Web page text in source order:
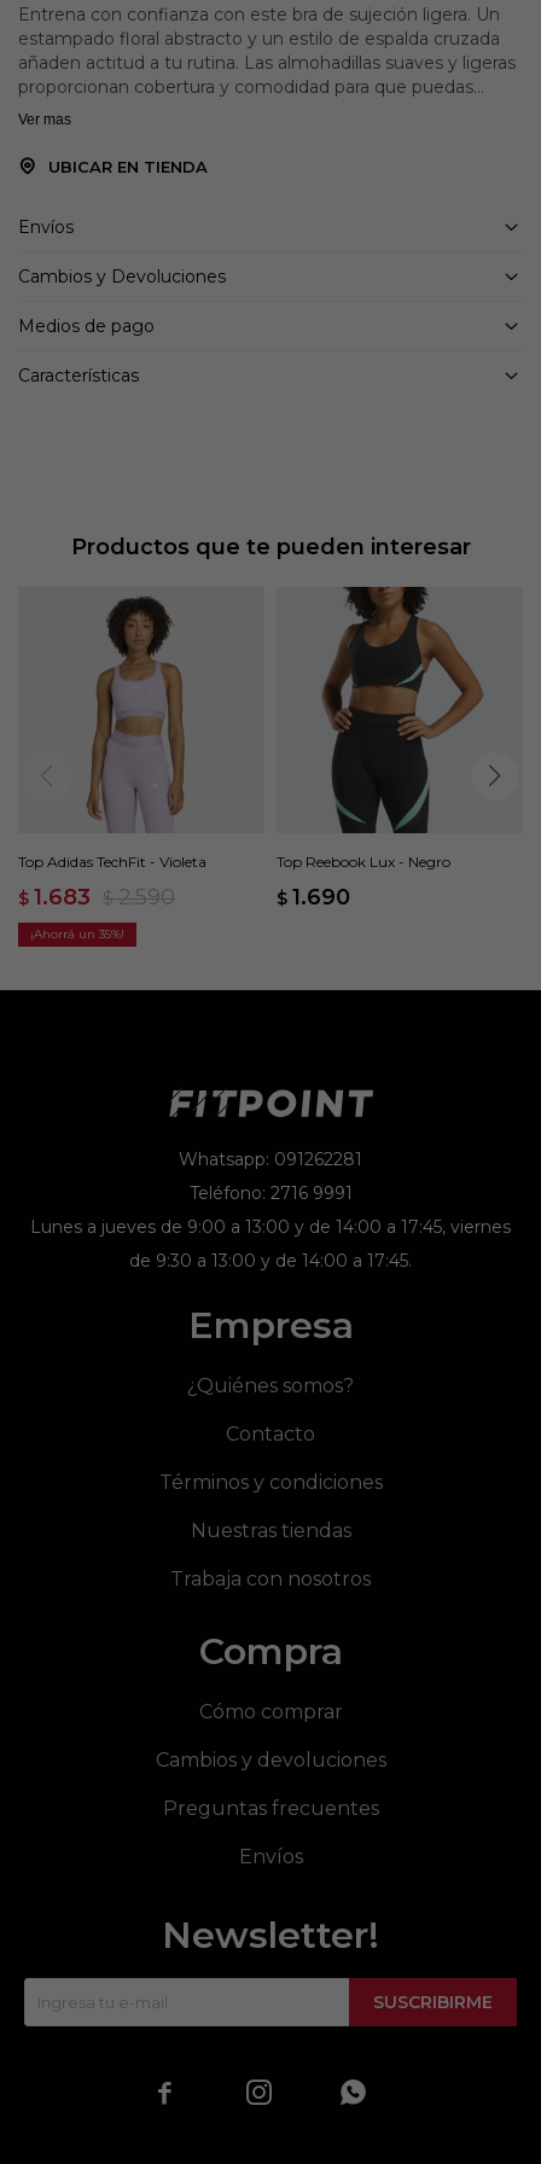
Entrena con confianza con este bra de sujeción ligera. Un
estampado floral abstracto y un estilo de espalda cruzada
añaden actitud a tu rutina. Las almohadillas suaves y ligeras
proporcionan cobertura y comodidad para que puedas
concentrarte en tu forma. adidas AEROREADY te mantiene
practicando yoga o haciendo senderismo, este sujetador
materiales que ya se han creado, ayudamos a reducir los
reducimos la huella de los productos que fabricamos.
Detalles:
Frente plano
Ver mas
UBICAR EN TIENDA
Envíos
Cambios y Devoluciones
Medios de pago
Características
Productos que te pueden interesar
Top Adidas TechFit - Violeta
$ 1.683 $ 2.590
35
Top Reebook Lux - Negro
$ 1.690
Whatsapp: 091262281
Teléfono: 2716 9991
Lunes a jueves de 9:00 a 13:00 y de 14:00 a 17:45, viernes
de 9:30 a 13:00 y de 14:00 a 17:45.
Empresa
¿Quiénes somos?
Contacto
Términos y condiciones
Nuestras tiendas
Trabaja con nosotros
Compra
Cómo comprar
Cambios y devoluciones
Preguntas frecuentes
Envíos
Newsletter!
SUSCRIBIRME
  